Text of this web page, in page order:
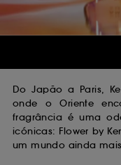
Do Japão a Paris,
onde o Oriente
fragrância é uma
icónicas: Flower by
um mundo ainda